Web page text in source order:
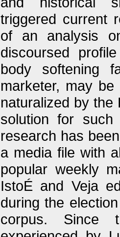
triggered current
of an analysis
discoursed
body softening
marketer, may
naturalized by the
solution for
research has
a media file with
popular weekly
IstoÉ and Veja
during the
corpus. Since